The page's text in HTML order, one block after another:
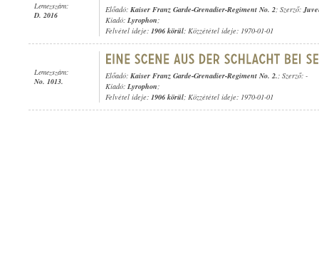
Lemezszám:
D. 2016
Előadó: Kaiser Franz Garde-Grenadier-Regiment No. 2; Szerző:
Kiadó: Lyrophon;
Felvétel ideje: 1906 körül; Közzététel ideje: 1970-01-01
Lemezszám:
No. 1013.
Előadó: Kaiser Franz Garde-Grenadier-Regiment No. 2.; Szerző: -
Kiadó: Lyrophon;
Felvétel ideje: 1906 körül; Közzététel ideje: 1970-01-01